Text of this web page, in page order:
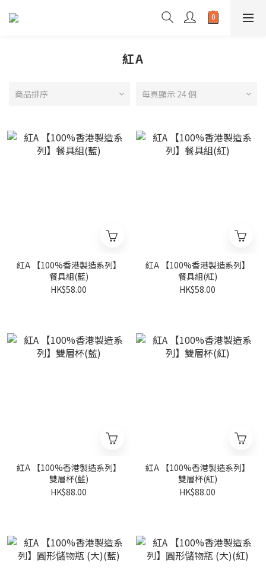
紅A
商品排序 每頁顯示 24 個
紅A 【100%香港製造系列】
餐具組(藍)
HK$58.00
紅A 【100%香港製造系列】
餐具組(紅)
HK$58.00
紅A 【100%香港製造系列】
雙層杯(藍)
HK$88.00
紅A 【100%香港製造系列】
雙層杯(紅)
HK$88.00